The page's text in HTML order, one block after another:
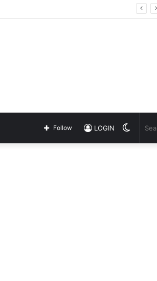
Switch
LOGIN
Follow